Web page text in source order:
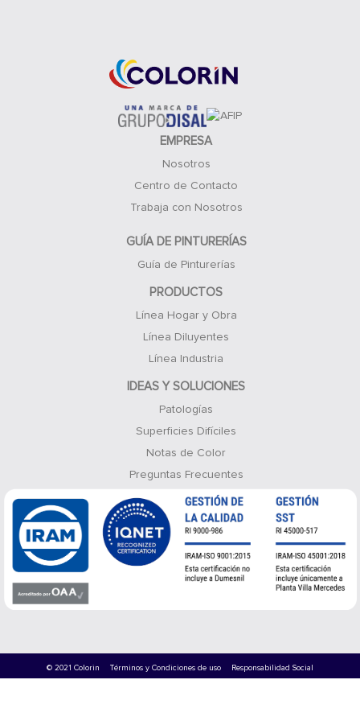
EMPRESA
Nosotros
Centro de Contacto
Trabaja con Nosotros
GUÍA DE PINTURERÍAS
Guía de Pinturerías
PRODUCTOS
Línea Hogar y Obra
Línea Diluyentes
Línea Industria
IDEAS Y SOLUCIONES
Patologías
Superficies Difíciles
Notas de Color
Preguntas Frecuentes
© 2021 Colorin Términos y Condiciones de uso Responsabilidad Social